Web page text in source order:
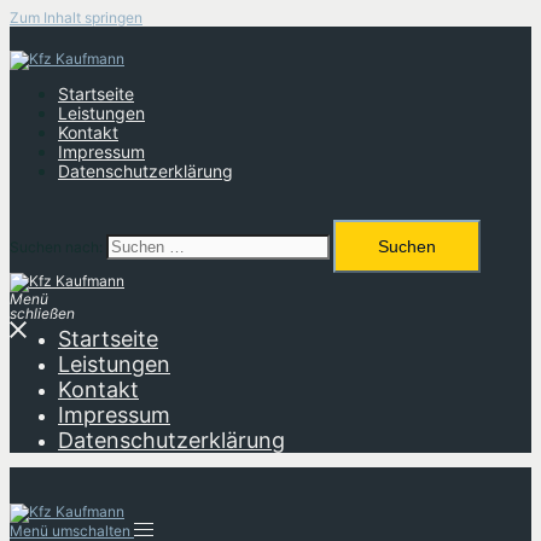
Zum Inhalt springen
Startseite
Leistungen
Kontakt
Impressum
Datenschutzerklärung
Menü
schließen
Startseite
Leistungen
Kontakt
Impressum
Datenschutzerklärung
Menü umschalten